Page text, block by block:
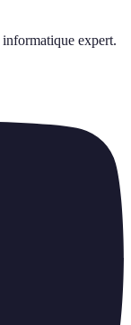
informatique expert.